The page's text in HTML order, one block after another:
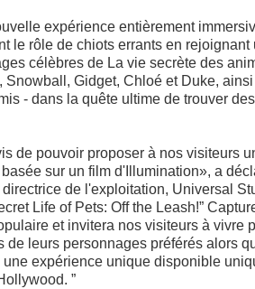
expérience entièrement
le rôle de chiots errants en rejoignant
célèbres de La vie secrète des
Snowball, Gidget, Chloé et Duke,
- dans la quête ultime de trouver
de pouvoir proposer à nos visiteurs
sur un film d'Illumination», a
de l'exploitation, Universal
Life of Pets: Off the Leash!”
et invitera nos visiteurs à vivre
de leurs personnages préférés alors
expérience unique disponible
”